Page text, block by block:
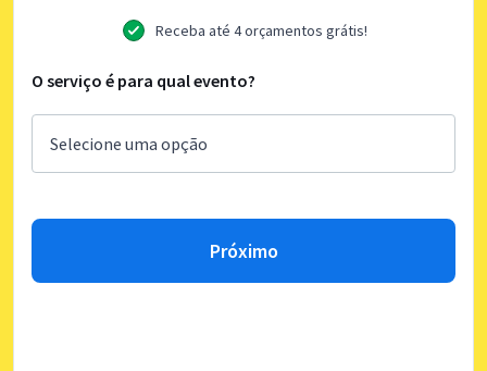
Receba até 4 orçamentos grátis!
O serviço é para qual evento?
Próximo